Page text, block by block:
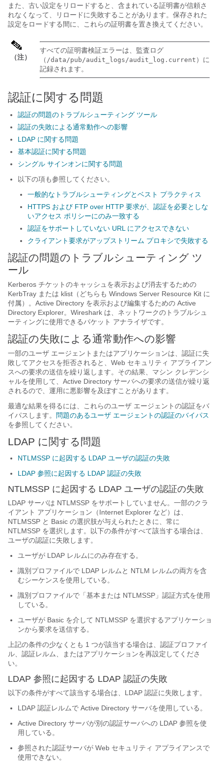
また、古い設定をリロードすると、含まれている証明書が信頼さ
れなくなって、リロードに失敗することがあります。保存された
設定をロードする間に、これらの証明書を置き換えてください。
（注）
すべての証明書検証エラーは、監査ログ
（ /data/pub/audit_logs/audit_log.current ）に
記録されます。
認証に関する問題
認証の問題のトラブルシューティング ツール
認証の失敗による通常動作への影響
LDAP に関する問題
基本認証に関する問題
シングル サインオンに関する問題
以下の項も参照してください。
一般的なトラブルシューティングとベスト プラクティス
HTTPS および FTP over HTTP 要求が、認証を必要としな
いアクセス ポリシーにのみ一致する
認証をサポートしていない URL にアクセスできない
クライアント要求がアップストリーム プロキシで失敗する
認証の問題のトラブルシューティング ツ
ール
Kerberos チケットのキャッシュを表示および消去するための
KerbTray または klist（どちらも Windows Server Resource Kit に
付属）。Active Directory を表示および編集するための Active
Directory Explorer。Wireshark は、ネットワークのトラブルシュ
ーティングに使用できるパケット アナライザです。
認証の失敗による通常動作への影響
一部のユーザ エージェントまたはアプリケーションは、認証に失
敗してアクセスを拒否されると、Web セキュリティ アプライアン
スへの要求の送信を繰り返します。その結果、マシン クレデンシ
ャルを使用して、Active Directory サーバへの要求の送信が繰り返
されるので、運用に悪影響を及ぼすことがあります。
最適な結果を得るには、これらのユーザ エージェントの認証をバ
イパスします。
問題のあるユーザ エージェントの認証のバイパス
を参照してください。
LDAP に関する問題
NTLMSSP に起因する LDAP ユーザの認証の失敗
LDAP 参照に起因する LDAP 認証の失敗
NTLMSSP に起因する LDAP ユーザの認証の失敗
LDAP サーバは NTLMSSP をサポートしていません。一部のクラ
イアント アプリケーション（Internet Explorer など）は、
NTLMSSP と Basic の選択肢が与えられたときに、常に
NTLMSSP を選択します。以下の条件がすべて該当する場合は、
ユーザの認証に失敗します。
ユーザが LDAP レルムにのみ存在する。
識別プロファイルで LDAP レルムと NTLM レルムの両方を含
むシーケンスを使用している。
識別プロファイルで「基本または NTLMSSP」認証方式を使用
している。
ユーザが Basic を介して NTLMSSP を選択するアプリケーショ
ンから要求を送信する。
上記の条件の少なくとも 1 つが該当する場合は、認証プロファイ
ル、認証レルム、またはアプリケーションを再設定してくださ
い。
LDAP 参照に起因する LDAP 認証の失敗
以下の条件がすべて該当する場合は、LDAP 認証に失敗します。
LDAP 認証レルムで Active Directory サーバを使用している。
Active Directory サーバが別の認証サーバへの LDAP 参照を使
用している。
参照された認証サーバが Web セキュリティ アプライアンスで
使用できない。